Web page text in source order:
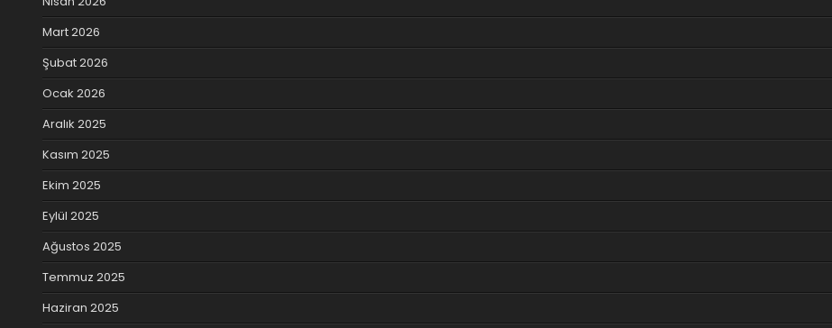
Mart 2026
Şubat 2026
Ocak 2026
Aralık 2025
Kasım 2025
Ekim 2025
Eylül 2025
Ağustos 2025
Temmuz 2025
Haziran 2025